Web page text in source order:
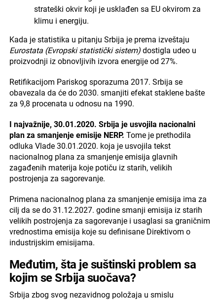
strateški okvir koji je usklađen sa EU okvirom za
klimu i energiju.
Kada je statistika u pitanju Srbija je prema izveštaju
Eurostata (Evropski statistički sistem)dostigla udeo u
proizvodnji iz obnovljivih izvora energije od 27%.
Retifikacijom Pariskog sporazuma 2017. Srbija se
obavezala da će do 2030. smanjiti efekat staklene bašte
za 9,8 procenata u odnosu na 1990.
I najvažnije, 30.01.2020. Srbija je usvojila nacionalni
plan za smanjenje emisije NERP. Tome je prethodila
odluka Vlade 30.01.2020. koja je usvojila tekst
nacionalnog plana za smanjenje emisija glavnih
zagađenih materija koje potiču iz starih, velikih
postrojenja za sagorevanje.
Primena nacionalnog plana za smanjenje emisija ima za
cilj da se do 31.12.2027. godine smanji emisija iz starih
velikih postrojenja za sagorevanje i usaglasi sa graničnim
vrednostima emisija koje su definisane Direktivom o
industrijskim emisijama.
Međutim, šta je suštinski problem sa
kojim se Srbija suočava?
Srbija zbog svog nezavidnog položaja u smislu